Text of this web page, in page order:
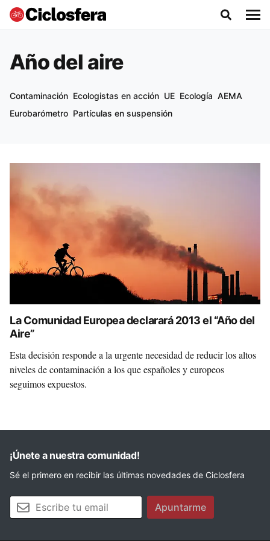
Año del aire
Contaminación Ecologistas en acción UE Ecología AEMA
Eurobarómetro Partículas en suspensión
La Comunidad Europea declarará 2013 el “Año del
Aire”
Esta decisión responde a la urgente necesidad de reducir los altos
niveles de contaminación a los que españoles y europeos
seguimos expuestos.
¡Únete a nuestra comunidad!
Sé el primero en recibir las últimas novedades de Ciclosfera
Tu email Apuntarme